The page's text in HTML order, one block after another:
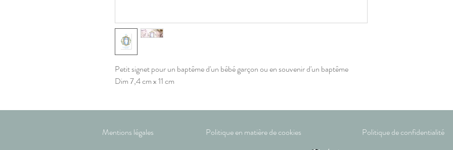
Petit signet pour un baptême d'un bébé garçon ou en souvenir d'un baptême
Dim 7,4 cm x 11 cm
Mentions légales Politique en matière de cookies Politique de confidentialité